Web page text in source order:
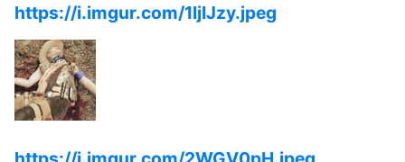
https://i.imgur.com/1ljIJzy.jpeg